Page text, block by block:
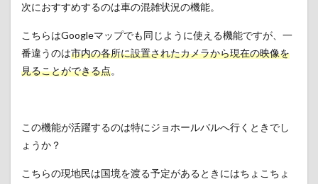
次におすすめするのは車の混雑状況の機能。
こちらはGoogleマップでも同じように使える機能ですが、一
番違うのは市内の各所に設置されたカメラから現在の映像を
見ることができる点。
この機能が活躍するのは特にジョホールバルへ行くときでし
ょうか？
こちらの現地民は国境を渡る予定があるときにはちょこちょ